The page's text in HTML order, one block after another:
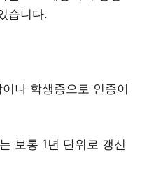
습니다.
나 학생증으로 인증이
보통 1년 단위로 갱신